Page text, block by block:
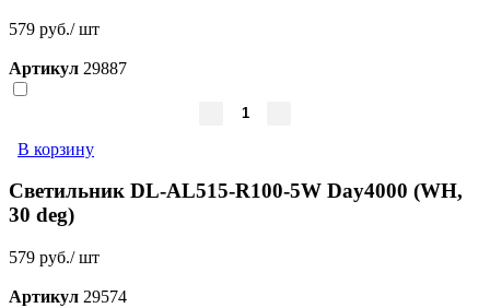
579 руб./ шт
Артикул 29887
В корзину
Светильник DL-AL515-R100-5W Day4000 (WH,
30 deg)
579 руб./ шт
Артикул 29574